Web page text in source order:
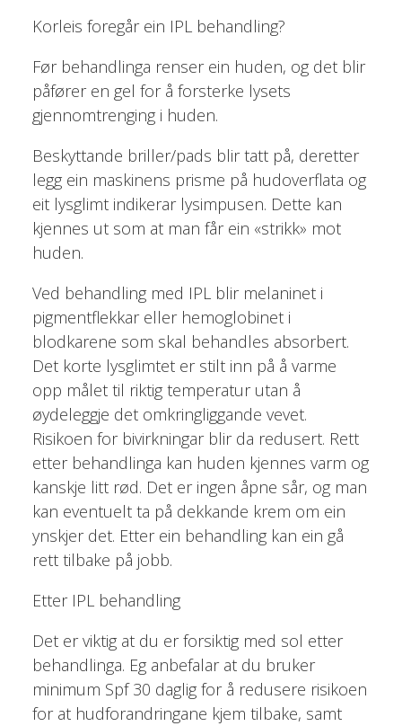
Korleis foregår ein IPL behandling?
Før behandlinga renser ein huden, og det blir
påfører en gel for å forsterke lysets
gjennomtrenging i huden.
Beskyttande briller/pads blir tatt på, deretter
legg ein maskinens prisme på hudoverflata og
eit lysglimt indikerar lysimpusen. Dette kan
kjennes ut som at man får ein «strikk» mot
huden.
Ved behandling med IPL blir melaninet i
pigmentflekkar eller hemoglobinet i
blodkarene som skal behandles absorbert.
Det korte lysglimtet er stilt inn på å varme
opp målet til riktig temperatur utan å
øydeleggje det omkringliggande vevet.
Risikoen for bivirkningar blir da redusert. Rett
etter behandlinga kan huden kjennes varm og
kanskje litt rød. Det er ingen åpne sår, og man
kan eventuelt ta på dekkande krem om ein
ynskjer det. Etter ein behandling kan ein gå
rett tilbake på jobb.
Etter IPL behandling
Det er viktig at du er forsiktig med sol etter
behandlinga. Eg anbefalar at du bruker
minimum Spf 30 daglig for å redusere risikoen
for at hudforandringane kjem tilbake, samt